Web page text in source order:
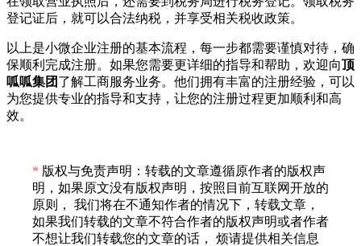
登记证后，就可以合法纳税，并享受相关税收政策。
以上是小微企业注册的基本流程，每一步都需要谨慎对待，确
保顺利完成注册。如果您需要更详细的指导和帮助，欢迎向顶
呱呱集团 了解工商服务业务。他们拥有丰富的注册经验，可以
为您提供专业的指导和支持，让您的注册过程更加顺利和高
效。
* 版权与免责声明：转载的文章遵循原作者的版权声
明，如果原文没有版权声明，按照目前互联网开放的
原则， 我们将在不通知作者的情况下，转载文章，
如果我们转载的文章不符合作者的版权声明或者作者
不想让我们转载您的文章的话， 烦请提供相关信息